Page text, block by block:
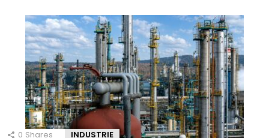
0 Shares INDUSTRIE